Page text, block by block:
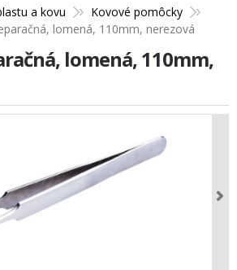
a kovu
Kovové pomôcky
lomená, 110mm, nerezová
lomená, 110mm,